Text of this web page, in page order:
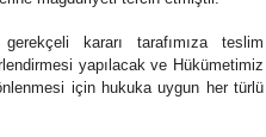
kararı tarafımıza teslim
yapılacak ve Hükümetimiz
için hukuka uygun her türlü